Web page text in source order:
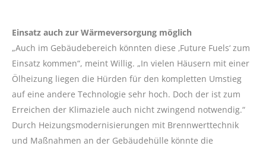
Einsatz auch zur Wärmeversorgung möglich
„Auch im Gebäudebereich könnten diese ‚Future Fuels‘ zum
Einsatz kommen“, meint Willig. „In vielen Häusern mit einer
Ölheizung liegen die Hürden für den kompletten Umstieg
auf eine andere Technologie sehr hoch. Doch der ist zum
Erreichen der Klimaziele auch nicht zwingend notwendig.“
Durch Heizungsmodernisierungen mit Brennwerttechnik
und Maßnahmen an der Gebäudehülle könnte die